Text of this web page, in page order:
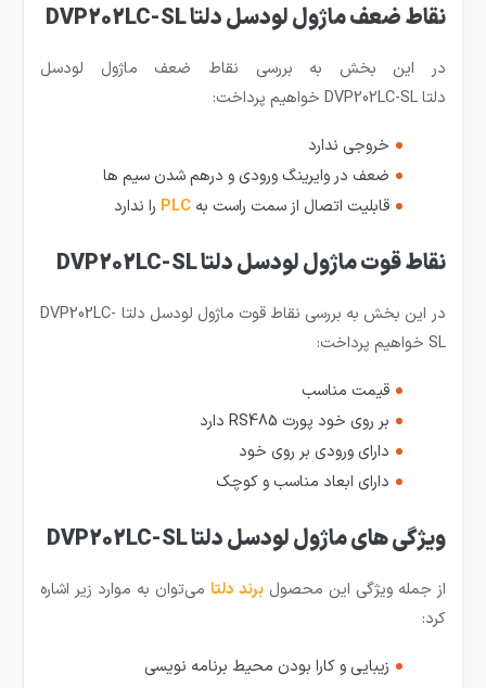
نقاط ضعف ماژول لودسل دلتا DVP202LC-SL
در این بخش به بررسی نقاط ضعف ماژول لودسل
دلتا DVP202LC-SL خواهیم پرداخت:
خروجی ندارد
ضعف در وایرینگ ورودی و درهم شدن سیم ها
قابلیت اتصال از سمت راست بهPLC را ندارد
نقاط قوت ماژول لودسل دلتا DVP202LC-SL
در این بخش به بررسی نقاط قوت ماژول لودسل دلتا DVP202LC-
SL خواهیم پرداخت:
قیمت مناسب
بر روی خود پورت RS485 دارد
دارای ورودی بر روی خود
دارای ابعاد مناسب و کوچک
ویژگی های ماژول لودسل دلتا DVP202LC-SL
از جمله ویژگی این محصولبرند دلتامی‌توان به موارد زیر اشاره
کرد:
زیبایی و کارا بودن محیط برنامه نویسی